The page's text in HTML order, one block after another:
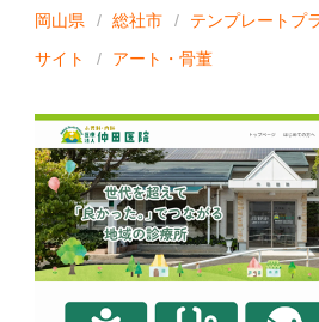
岡山県 総社市 テンプレートプ
サイト
アート・骨董